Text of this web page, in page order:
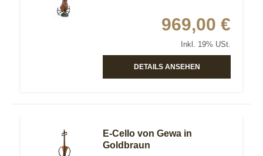
969,00 €
Inkl. 19% USt.
DETAILS ANSEHEN
E-Cello von Gewa in
Goldbraun